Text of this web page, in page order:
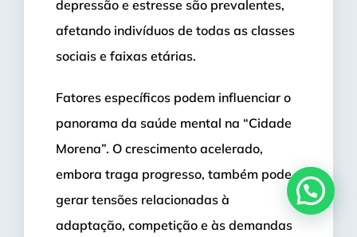
depressão e estresse são prevalentes,
afetando indivíduos de todas as classes
sociais e faixas etárias.
Fatores específicos podem influenciar o
panorama da saúde mental na “Cidade
Morena”. O crescimento acelerado,
embora traga progresso, também pode
gerar tensões relacionadas à
adaptação, competição e às demandas